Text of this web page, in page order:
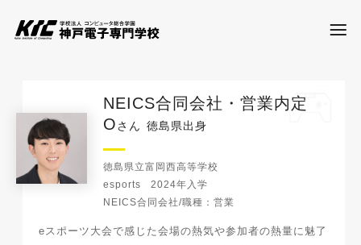
学科・コース
訪問者別
就職・資格
NEICS合同会社・営業内定
Oさん 徳島県出身
徳島県立富岡西高等学校
esports
2024年入学
NEICS合同会社/職種：営業
eスポーツ大会で感じた会場の熱気や参加者の熱量に魅了